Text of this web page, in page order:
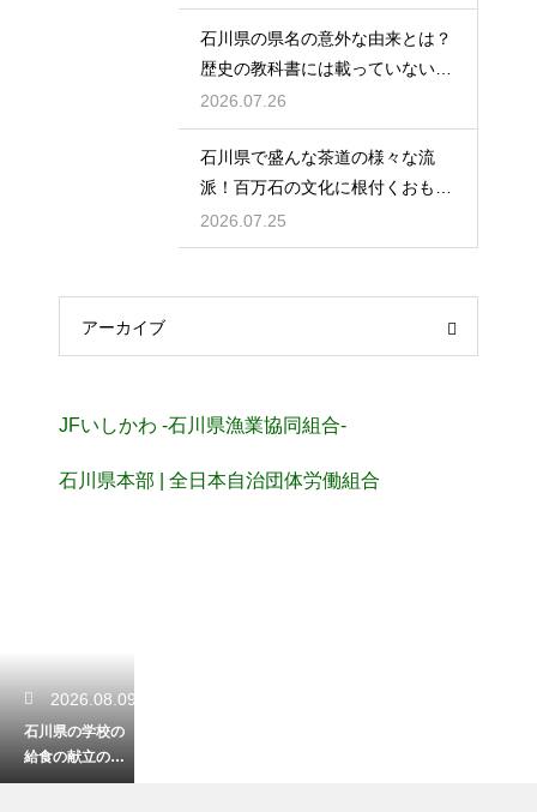
石川県の県名の意外な由来とは？
歴史の教科書には載っていない興
味深い話
2026.07.26
石川県で盛んな茶道の様々な流
派！百万石の文化に根付くおもて
なしの心
2026.07.25
アーカイブ
JFいしかわ -石川県漁業協同組合-
石川県本部 | 全日本自治団体労働組合
2026.08.09
石川県の学校の
給食の献立の美
味しい特徴！ご